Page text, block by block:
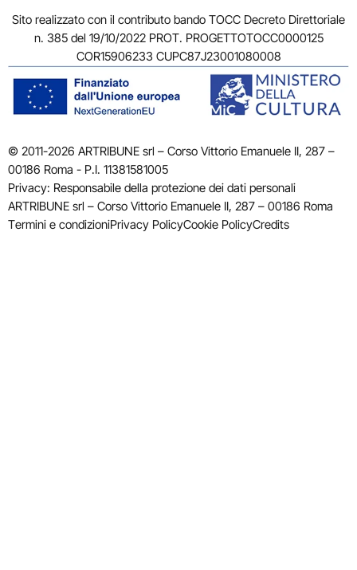
Sito realizzato con il contributo bando TOCC Decreto Direttoriale
n. 385 del 19/10/2022 PROT. PROGETTOTOCC0000125
COR15906233 CUPC87J23001080008
© 2011-2026 ARTRIBUNE srl – Corso Vittorio Emanuele II, 287 –
00186 Roma - P.I. 11381581005
Privacy: Responsabile della protezione dei dati personali
ARTRIBUNE srl – Corso Vittorio Emanuele II, 287 – 00186 Roma
Termini e condizioniPrivacy PolicyCookie PolicyCredits